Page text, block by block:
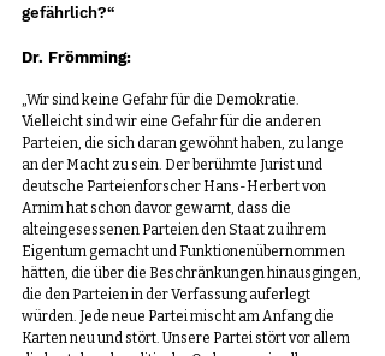
gefährlich?“
Dr. Frömming:
„Wir sind keine Gefahr für die Demokratie.
Vielleicht sind wir eine Gefahr für die anderen
Parteien, die sich daran gewöhnt haben, zu lange
an der Macht zu sein. Der berühmte Jurist und
deutsche Parteienforscher Hans-Herbert von
Arnim hat schon davor gewarnt, dass die
alteingesessenen Parteien den Staat zu ihrem
Eigentum gemacht und Funktionenübernommen
hätten, die über die Beschränkungen hinausgingen,
die den Parteien in der Verfassung auferlegt
würden. Jede neue Partei mischt am Anfang die
Karten neu und stört. Unsere Partei stört vor allem